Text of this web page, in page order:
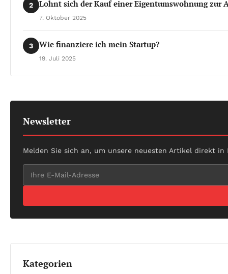
2 Lohnt sich der Kauf einer Eigentumswohnung zur
7. Oktober 2025
3 Wie finanziere ich mein Startup?
19. Juli 2025
Newsletter
Melden Sie sich an, um unsere neuesten Artikel direkt
Kategorien